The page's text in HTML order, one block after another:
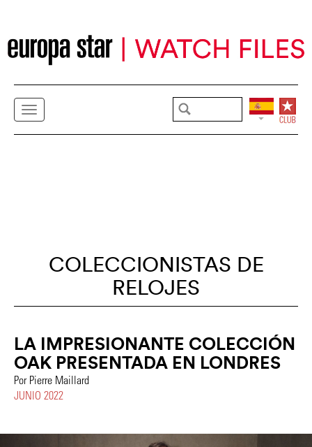
COLECCIONISTAS DE
RELOJES
LA IMPRESIONANTE COLECCIÓN
OAK PRESENTADA EN LONDRES
Por Pierre Maillard
JUNIO 2022